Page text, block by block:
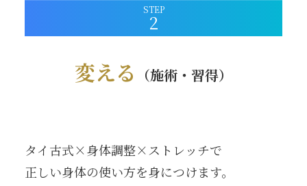
STEP
変える （施術・習得）
タイ古式×身体調整×ストレッチで
正しい身体の使い方を身につけます。